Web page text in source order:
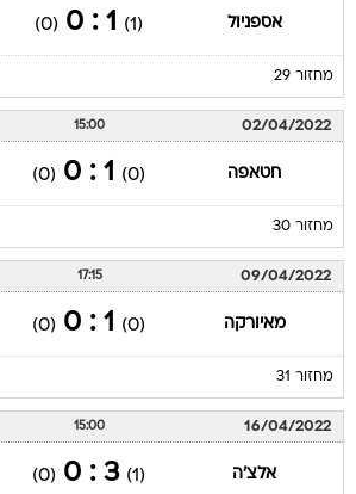
אספניול (1)
1 : 0
(0)
מחזור 29
02/04/2022
15:00
חטאפה (0)
1 : 0
(0)
מחזור 30
09/04/2022
17:15
מאיורקה (0)
1 : 0
(0)
מחזור 31
16/04/2022
15:00
אלצ'ה (1)
3 : 0
(0)